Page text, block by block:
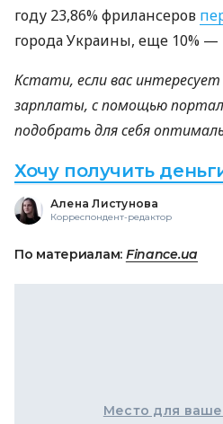
году 23,86% фрилансеров
города Украины, еще 10% —
Кстати, если вас
зарплаты, с помощью
подобрать для себя
Хочу получить
Алена Листунова
Корреспондент-редактор
По материалам: Finance.ua
Место для